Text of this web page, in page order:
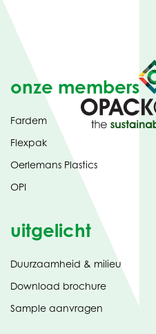
onze members
Fardem
Flexpak
Oerlemans Plastics
OPI
uitgelicht
Duurzaamheid & milieu
Download brochure(opent
Sample aanvragen